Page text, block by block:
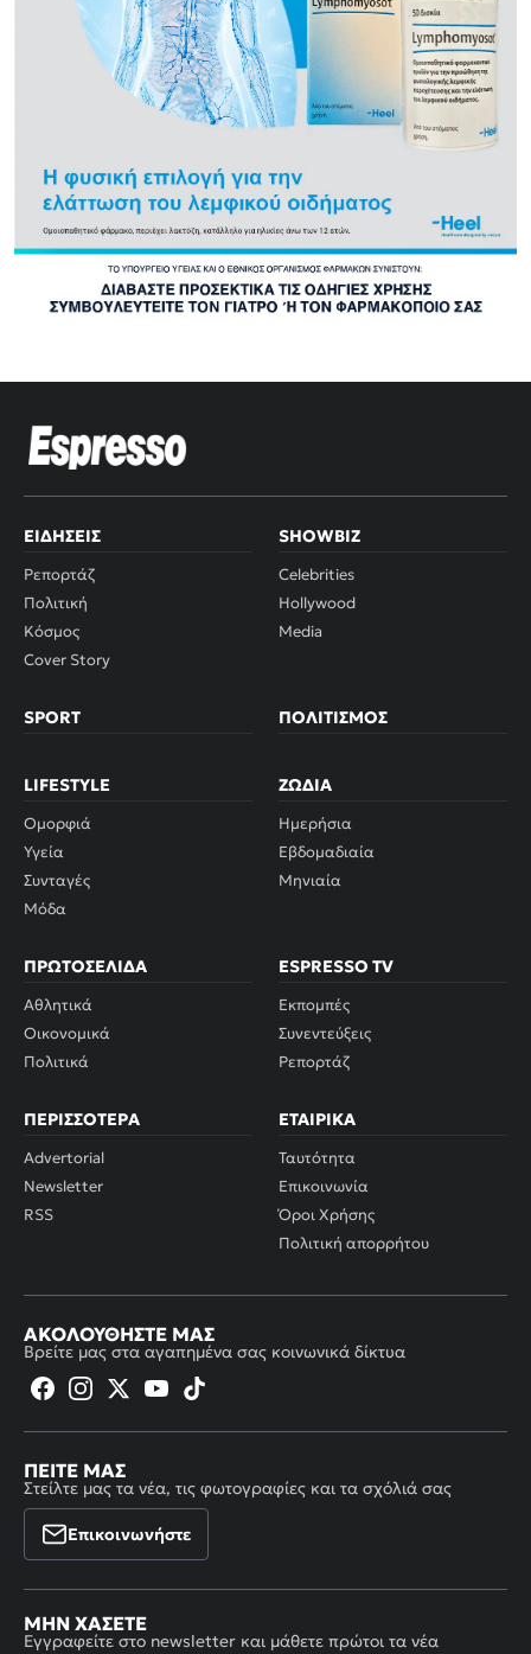
ΕΙΔΉΣΕΙΣ
Ρεπορτάζ
Πολιτική
Κόσμος
Cover Story
SHOWBIZ
Celebrities
Hollywood
Media
SPORT ΠΟΛΙΤΙΣΜΌΣ
LIFESTYLE
Ομορφιά
Υγεία
Συνταγές
Μόδα
ΖΏΔΙΑ
Ημερήσια
Εβδομαδιαία
Μηνιαία
ΠΡΩΤΟΣΈΛΙΔΑ
Αθλητικά
Οικονομικά
Πολιτικά
ESPRESSO TV
Εκπομπές
Συνεντεύξεις
Ρεπορτάζ
ΠΕΡΙΣΣΌΤΕΡΑ
Advertorial
Newsletter
RSS
ΕΤΑΙΡΙΚΆ
Ταυτότητα
Επικοινωνία
Όροι Χρήσης
Πολιτική απορρήτου
ΑΚΟΛΟΥΘΉΣΤΕ ΜΑΣ
Βρείτε μας στα αγαπημένα σας κοινωνικά δίκτυα
ΠΕΊΤΕ ΜΑΣ
Στείλτε μας τα νέα, τις φωτογραφίες και τα σχόλιά σας
Επικοινωνήστε
ΜΗΝ ΧΆΣΕΤΕ
Εγγραφείτε στο newsletter και μάθετε πρώτοι τα νέα